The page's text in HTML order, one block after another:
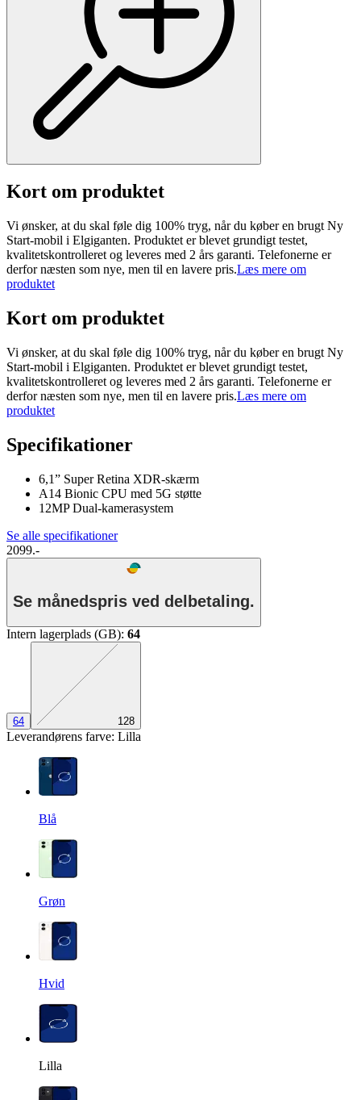
Kort om produktet
Vi ønsker, at du skal føle dig 100% tryg, når du køber en brugt Ny
Start-mobil i Elgiganten. Produktet er blevet grundigt testet,
kvalitetskontrolleret og leveres med 2 års garanti. Telefonerne er
derfor næsten som nye, men til en lavere pris.Læs mere om
produktet
Kort om produktet
Vi ønsker, at du skal føle dig 100% tryg, når du køber en brugt Ny
Start-mobil i Elgiganten. Produktet er blevet grundigt testet,
kvalitetskontrolleret og leveres med 2 års garanti. Telefonerne er
derfor næsten som nye, men til en lavere pris.Læs mere om
produktet
Specifikationer
6,1” Super Retina XDR-skærm
A14 Bionic CPU med 5G støtte
12MP Dual-kamerasystem
Se alle specifikationer
2099.-
Se månedspris ved delbetaling.
Intern lagerplads (GB): 64
64
Den præcise kombination mangler
128
Leverandørens farve: Lilla
Blå
Grøn
Hvid
Lilla